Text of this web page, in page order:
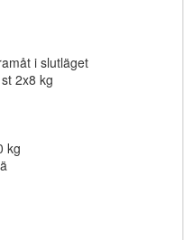
i slutläget
2x8 kg
kg